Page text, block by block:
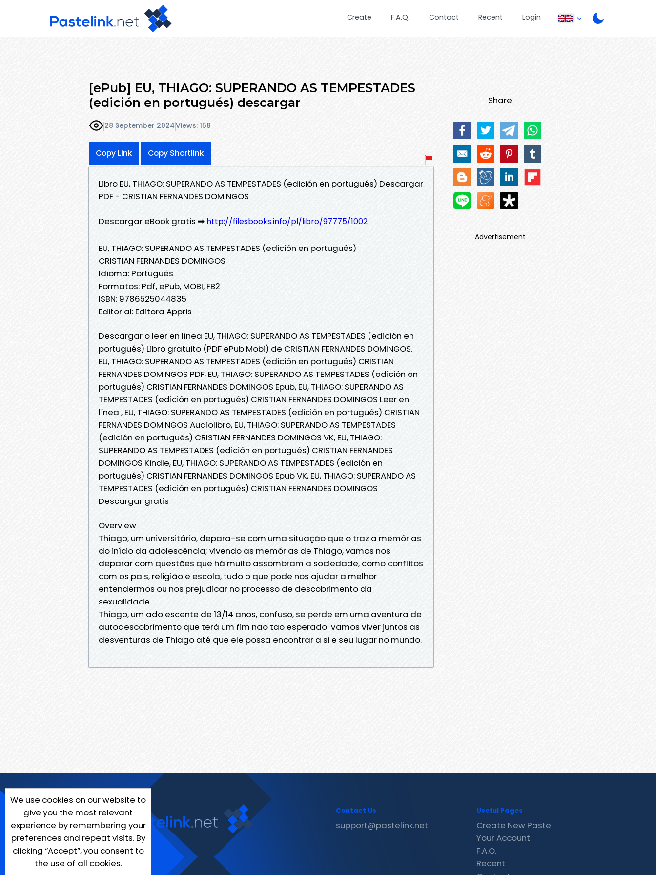
Create F.A.Q. Contact Recent Login
[ePub] EU, THIAGO: SUPERANDO AS TEMPESTADES
(edición en portugués) descargar
28 September 2024Views: 158
Copy Link Copy Shortlink
Libro EU, THIAGO: SUPERANDO AS TEMPESTADES (edición en portugués) Descargar
PDF - CRISTIAN FERNANDES DOMINGOS
Descargar eBook gratis ➡ http://filesbooks.info/pl/libro/97775/1002
EU, THIAGO: SUPERANDO AS TEMPESTADES (edición en portugués)
CRISTIAN FERNANDES DOMINGOS
Idioma: Portugués
Formatos: Pdf, ePub, MOBI, FB2
ISBN: 9786525044835
Editorial: Editora Appris
Descargar o leer en línea EU, THIAGO: SUPERANDO AS TEMPESTADES (edición en
portugués) Libro gratuito (PDF ePub Mobi) de CRISTIAN FERNANDES DOMINGOS.
EU, THIAGO: SUPERANDO AS TEMPESTADES (edición en portugués) CRISTIAN
FERNANDES DOMINGOS PDF, EU, THIAGO: SUPERANDO AS TEMPESTADES (edición en
portugués) CRISTIAN FERNANDES DOMINGOS Epub, EU, THIAGO: SUPERANDO AS
TEMPESTADES (edición en portugués) CRISTIAN FERNANDES DOMINGOS Leer en
línea , EU, THIAGO: SUPERANDO AS TEMPESTADES (edición en portugués) CRISTIAN
FERNANDES DOMINGOS Audiolibro, EU, THIAGO: SUPERANDO AS TEMPESTADES
(edición en portugués) CRISTIAN FERNANDES DOMINGOS VK, EU, THIAGO:
SUPERANDO AS TEMPESTADES (edición en portugués) CRISTIAN FERNANDES
DOMINGOS Kindle, EU, THIAGO: SUPERANDO AS TEMPESTADES (edición en
portugués) CRISTIAN FERNANDES DOMINGOS Epub VK, EU, THIAGO: SUPERANDO AS
TEMPESTADES (edición en portugués) CRISTIAN FERNANDES DOMINGOS
Descargar gratis
Overview
Thiago, um universitário, depara-se com uma situação que o traz a memórias
do início da adolescência; vivendo as memórias de Thiago, vamos nos
deparar com questões que há muito assombram a sociedade, como conflitos
com os pais, religião e escola, tudo o que pode nos ajudar a melhor
entendermos ou nos prejudicar no processo de descobrimento da
sexualidade.
Thiago, um adolescente de 13/14 anos, confuso, se perde em uma aventura de
autodescobrimento que terá um fim não tão esperado. Vamos viver juntos as
desventuras de Thiago até que ele possa encontrar a si e seu lugar no mundo.
Share
Advertisement
We use cookies on our website to
give you the most relevant
experience by remembering your
preferences and repeat visits. By
clicking “Accept”, you consent to
the use of all cookies.
Contact Us
support@pastelink.net
Useful Pages
Create New Paste
Your Account
F.A.Q.
Recent